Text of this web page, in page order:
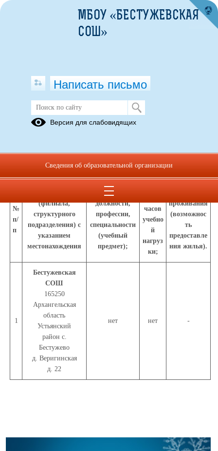
Вакансии
№
п/
п
(филиала,
структурного
подразделения) с
указанием
местонахождения
Наименование
должности,
профессии,
специальности
(учебный
предмет);
часов
учебно
й
нагруз
ки;
проживания
(возможнос
ть
предоставле
ния жилья).
1
Бестужевская
СОШ
165250
Архангельская
область
Устьянский
район с.
Бестужево
д. Веригинская
д. 22
нет нет -
МБОУ «БЕСТУЖЕВСКАЯ
СОШ»
Написать письмо
Версия для слабовидящих
Сведения об образовательной организации